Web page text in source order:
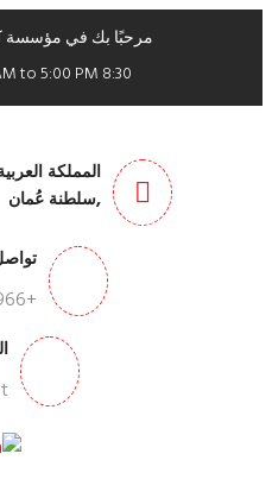
مرحبًا بك في مؤسسة
المملكة
,سلطنة عُمان
+966 11 4777187